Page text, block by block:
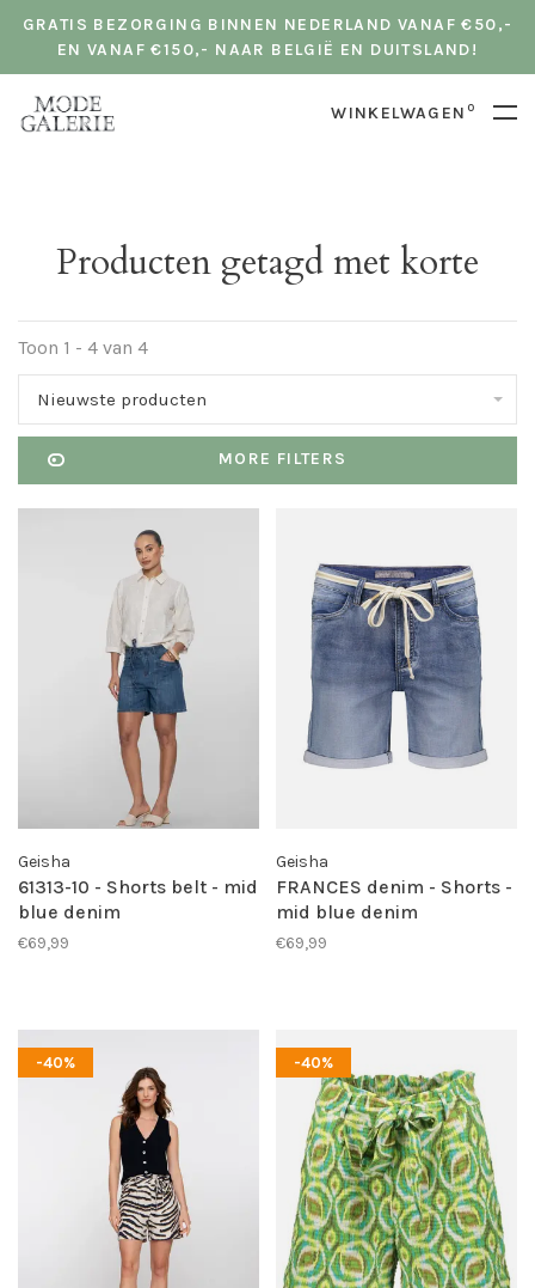
GRATIS BEZORGING BINNEN NEDERLAND VANAF €50,-
EN VANAF €150,- NAAR BELGIË EN DUITSLAND!
WINKELWAGEN 0
Producten getagd met korte
Toon 1 - 4 van 4
Nieuwste producten
MORE FILTERS
Geisha
61313-10 - Shorts belt - mid
blue denim
€69,99
Geisha
FRANCES denim - Shorts -
mid blue denim
€69,99
-40% -40%